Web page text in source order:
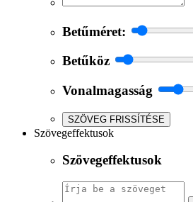
Betűméret:
Betűköz
Vonalmagasság
SZÖVEG FRISSÍTÉSE
Szövegeffektusok
Szövegeffektusok